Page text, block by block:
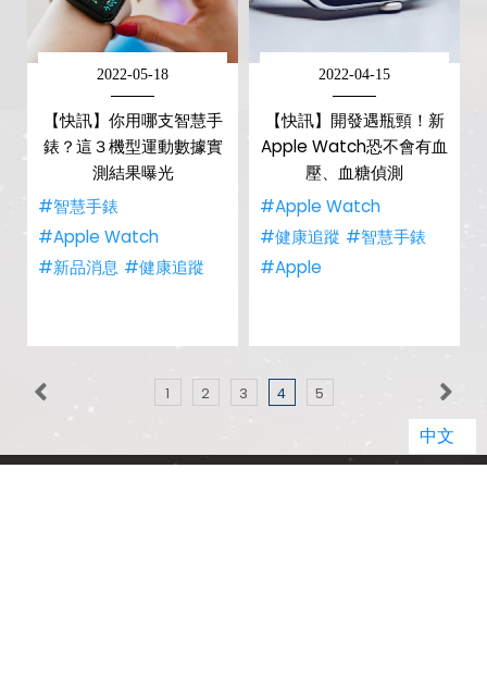
2022-05-18
【快訊】你用哪支智慧手
錶？這３機型運動數據實
測結果曝光
#智慧手錶
#Apple Watch
#新品消息 #健康追蹤
2022-04-15
【快訊】開發遇瓶頸！新
Apple Watch恐不會有血
壓、血糖偵測
#Apple Watch
#健康追蹤 #智慧手錶
#Apple
1 2 3 4 5
中文